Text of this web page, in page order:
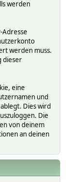
werden
Adresse
werden muss.
dieser
eine
und
Dies wird
Die
von deinem
an deinen